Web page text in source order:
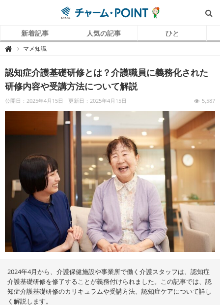
新着記事 人気の記事 ひと
 チ
P
O
I
N
（
ャ
イ
で
働
く
リ
ル
を
伝
え
情
メ
デ
マメ知識
認知症介護基礎研修とは？介護職員に義務化された
研修内容や受講方法について解説
公開日：2025年4月15日 更新日：2025年4月15日 5,587
2024年4月から、介護保健施設や事業所で働く介護スタッフは、認知症
介護基礎研修を修了することが義務付けられました。この記事では、認
知症介護基礎研修のカリキュラムや受講方法、認知症ケアについて詳し
く解説します。